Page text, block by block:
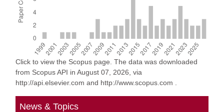
Click to view the Scopus page. The data was downloaded
from Scopus API in August 07, 2026, via
http://api.elsevier.com and http://www.scopus.com .
News & Topics